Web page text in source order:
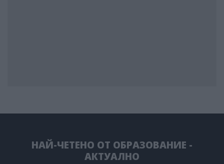
НАЙ-ЧЕТЕНО ОТ ОБРАЗОВАНИЕ -
АКТУАЛНО